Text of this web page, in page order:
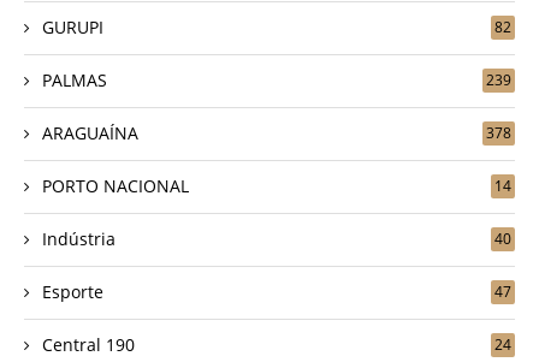
GURUPI 82
PALMAS 239
ARAGUAÍNA 378
PORTO NACIONAL 14
Indústria 40
Esporte 47
Central 190 24